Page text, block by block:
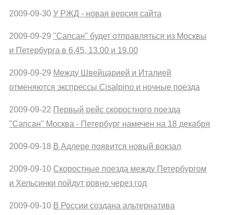
2009-09-30 У РЖД - новая версия сайта
2009-09-29 "Сапсан" будет отправляться из Москвы
и Петербурга в 6.45, 13.00 и 19.00
2009-09-29 Между Швейцарией и Италией
отменяются экспрессы Cisalpino и ночные поезда
2009-09-22 Первый рейс скоростного поезда
"Сапсан" Москва - Петербург намечен на 18 декабря
2009-09-18 В Адлере появится новый вокзал
2009-09-10 Скоростные поезда между Петербургом
и Хельсинки пойдут ровно через год
2009-09-10 В России создана альтернатива